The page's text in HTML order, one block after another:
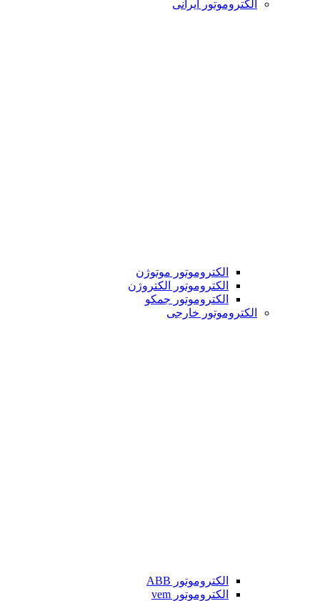
الکتروموتور ایرانی
الکتروموتور موتوژن
الکتروموتور الکتروژن
الکتروموتور جمکو
الکتروموتور خارجی
الکتروموتور ABB
الکتروموتور vem